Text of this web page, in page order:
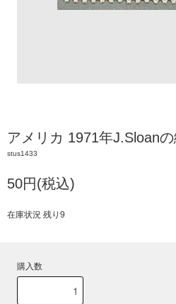
アメリカ 1971年J.Sloan
stus1433
50円(税込)
在庫状況 残り9
購入数